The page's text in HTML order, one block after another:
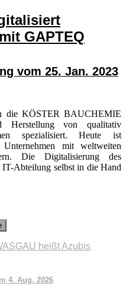
GAPTEQ
vom 25. Jan. 2023
die KÖSTER BAUCHEMIE
von qualitativ
spezialisiert. Heute ist
mit weltweiten
Die Digitalisierung des
Abteilung selbst in die Hand
heißt Azubis
4. Aug. 2026